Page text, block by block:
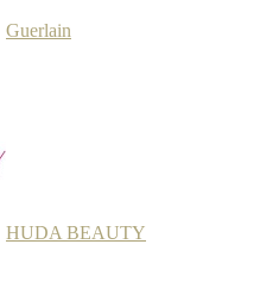
Guerlain
HUDA BEAUTY